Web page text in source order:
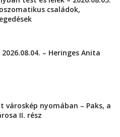
családok,
– Heringes Anita
városkép nyomában – Paks, a
II. rész